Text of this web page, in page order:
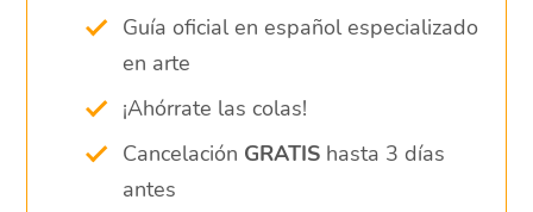
Guía oficial en español especializado
en arte
¡Ahórrate las colas!
Cancelación GRATIShasta 3 días
antes